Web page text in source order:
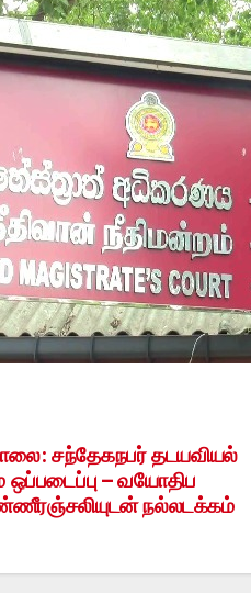
சந்தேகநபர் தடயவியல்
ஒப்படைப்பு – வயோதிப
நல்லடக்கம்